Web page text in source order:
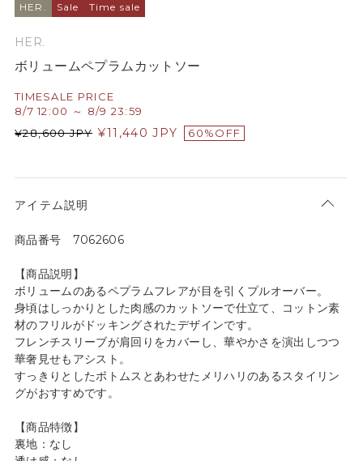
HER. Sale Time sale
HER.
ボリュームペプラムカットソー
TIMESALE PRICE
8/7 12:00 ～ 8/9 23:59
¥28,600 JPY ¥11,440 JPY 60%OFF
アイテム説明
商品番号 7062606
【商品説明】
ボリュームのあるペプラムフレアが目を引くプルオーバー。
身頃はしっかりとした肉感のカットソーで仕立て、コットン素
材のフリルがドッキングされたデザインです。
フレンチスリーブが肩回りをカバーし、華やかさを演出しつつ
華奢見せもアシスト。
すっきりとしたボトムスとあわせたメリハリのあるスタイリン
グがおすすめです。
【商品特徴】
裏地：なし